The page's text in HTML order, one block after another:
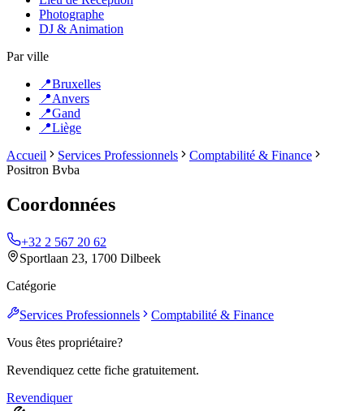
Photographe
DJ & Animation
Par ville
📍Bruxelles
📍Anvers
📍Gand
📍Liège
Accueil
Services Professionnels
Comptabilité & Finance
Positron Bvba
Coordonnées
+32 2 567 20 62
Sportlaan 23, 1700 Dilbeek
Catégorie
Services Professionnels
Comptabilité & Finance
Vous êtes propriétaire?
Revendiquez cette fiche gratuitement.
Revendiquer